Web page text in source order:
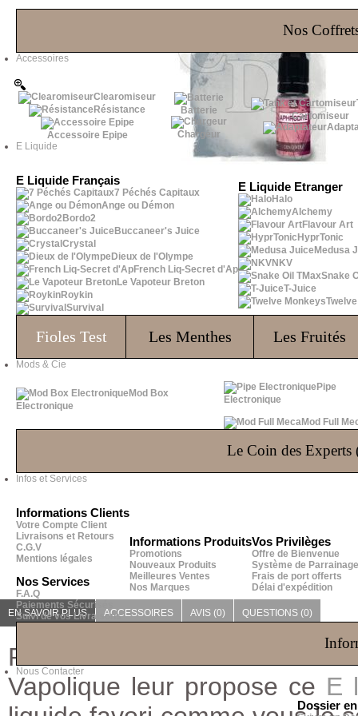
Nos
Accessoires
Clearomiseur
Résistance
Accessoire Epipe
Batterie
Chargeur
Cartomiseur
E Liquide
E Liquide Français
7 Péchés Capitaux
Ange ou Démon
Bordo2
Buccaneer's Juice
Crystal
Dieux de l'Olympe
French Liq-Secret d'Ap
Le Vapoteur Breton
Roykin
Survival
E Liquide Etranger
Halo
Alchemy
Flavour Art
HyprTonic
Medusa
NKV
Snake
T-Juice
Fioles Test Les Menthes Les Fruités
Mods & Cie
Mod Box
Electronique
Pipe
Electronique
Mod Full
Le Coin des Experts
Infos et Services
Informations Clients
Votre Compte Client
Livraisons et Retours
C.G.V
Mentions légales
Nos Services
F.A.Q
Paiements Sécurisés
Suivi de vos Livraisons
Informations Produits
Promotions
Nouveaux Produits
Meilleures Ventes
Nos Marques
Vos Privilèges
Offre de Bienvenue
Système de Parrainage
Frais de port offerts
Délai d'expédition
Nous Contacter
Dossier
EN SAVOIR PLUS ACCESSOIRES AVIS (0) QUESTIONS (0)
Pour les inconditionnels du
Vapolique leur propose ce E